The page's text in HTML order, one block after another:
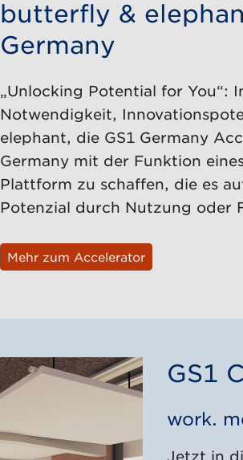
butterfly &
Germany
„Unlocking Potential for You“:
Notwendigkeit,
elephant, die GS1 Germany
Germany mit der Funktion
Plattform zu schaffen, die es
Potenzial durch Nutzung oder
Mehr zum Accelerator
GS1
work.
Jetzt in